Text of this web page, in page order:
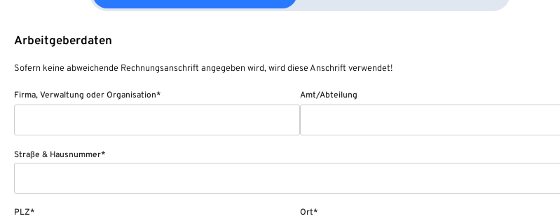
Arbeitgeberdaten
Sofern keine abweichende Rechnungsanschrift angegeben wird, wird diese Anschrift verwendet!
Firma, Verwaltung oder Organisation* Amt/Abteilung
Straße & Hausnummer*
PLZ* Ort*